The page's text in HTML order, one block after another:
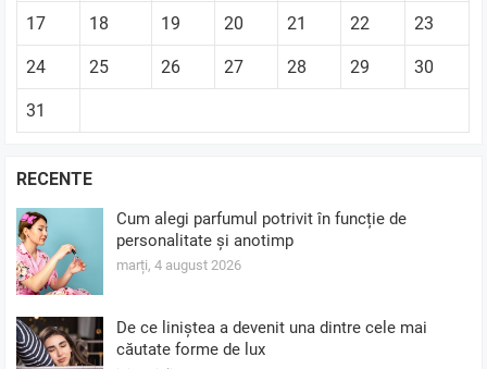
17 18 19 20 21 22 23
24 25 26 27 28 29 30
31
RECENTE
Cum alegi parfumul potrivit în funcție de
personalitate și anotimp
marți, 4 august 2026
De ce liniștea a devenit una dintre cele mai
căutate forme de lux